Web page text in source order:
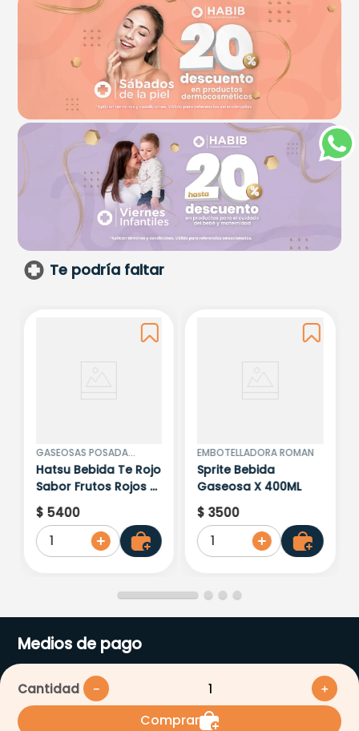
Cantidad ＋
－
Comprar
Te podría faltar
GASEOSAS POSADA
TOBON S.A
Hatsu Bebida Te Rojo
Sabor Frutos Rojos X
400ML
$ 5400
1
EMBOTELLADORA ROMAN
Sprite Bebida
Gaseosa X 400ML
$ 3500
1
Medios de pago